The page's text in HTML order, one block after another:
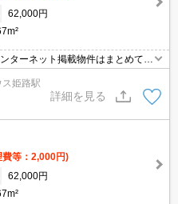
62,000円
ターネット掲載物件はまとめてご
姫路駅
詳細を見る
費等：2,000円)
62,000円